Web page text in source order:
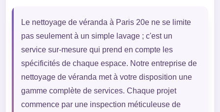
Le nettoyage de véranda à Paris 20e ne se limite
pas seulement à un simple lavage ; c'est un
service sur-mesure qui prend en compte les
spécificités de chaque espace. Notre entreprise de
nettoyage de véranda met à votre disposition une
gamme complète de services. Chaque projet
commence par une inspection méticuleuse de